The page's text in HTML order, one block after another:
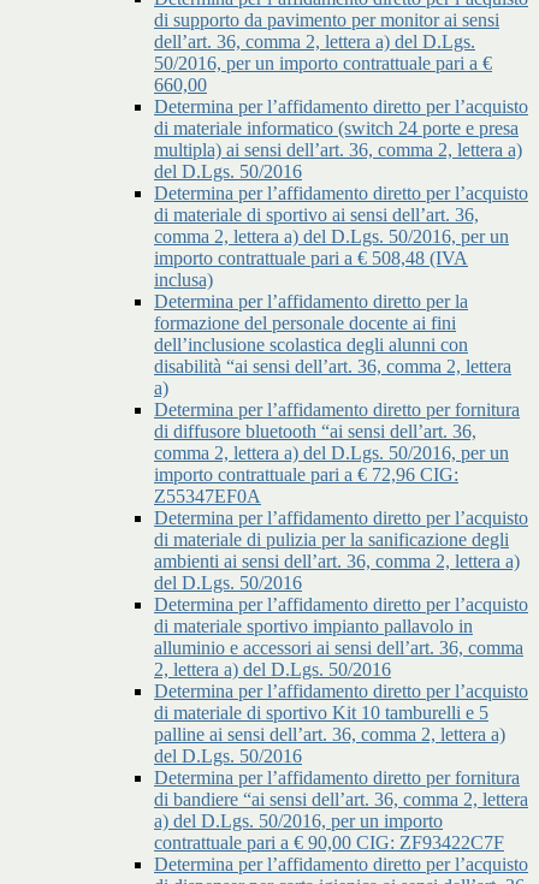
di supporto da pavimento per monitor ai sensi
dell’art. 36, comma 2, lettera a) del D.Lgs.
50/2016, per un importo contrattuale pari a €
660,00
Determina per l’affidamento diretto per l’acquisto
di materiale informatico (switch 24 porte e presa
multipla) ai sensi dell’art. 36, comma 2, lettera a)
del D.Lgs. 50/2016
Determina per l’affidamento diretto per l’acquisto
di materiale di sportivo ai sensi dell’art. 36,
comma 2, lettera a) del D.Lgs. 50/2016, per un
importo contrattuale pari a € 508,48 (IVA
inclusa)
Determina per l’affidamento diretto per la
formazione del personale docente ai fini
dell’inclusione scolastica degli alunni con
disabilità “ai sensi dell’art. 36, comma 2, lettera
a)
Determina per l’affidamento diretto per fornitura
di diffusore bluetooth “ai sensi dell’art. 36,
comma 2, lettera a) del D.Lgs. 50/2016, per un
importo contrattuale pari a € 72,96 CIG:
Z55347EF0A
Determina per l’affidamento diretto per l’acquisto
di materiale di pulizia per la sanificazione degli
ambienti ai sensi dell’art. 36, comma 2, lettera a)
del D.Lgs. 50/2016
Determina per l’affidamento diretto per l’acquisto
di materiale sportivo impianto pallavolo in
alluminio e accessori ai sensi dell’art. 36, comma
2, lettera a) del D.Lgs. 50/2016
Determina per l’affidamento diretto per l’acquisto
di materiale di sportivo Kit 10 tamburelli e 5
palline ai sensi dell’art. 36, comma 2, lettera a)
del D.Lgs. 50/2016
Determina per l’affidamento diretto per fornitura
di bandiere “ai sensi dell’art. 36, comma 2, lettera
a) del D.Lgs. 50/2016, per un importo
contrattuale pari a € 90,00 CIG: ZF93422C7F
Determina per l’affidamento diretto per l’acquisto